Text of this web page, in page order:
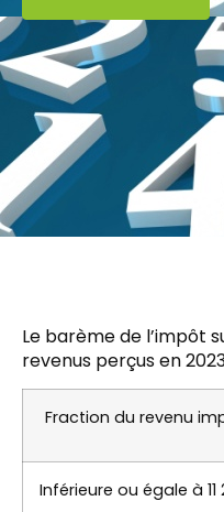
Le barème de l’impôt
revenus perçus en
Fraction du revenu
Inférieure ou égale à